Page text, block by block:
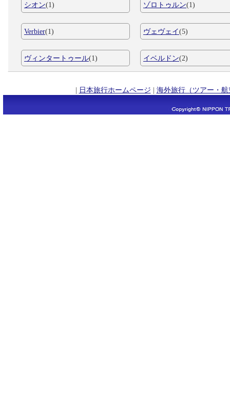
シオン(1) ゾロトゥルン(1)
Verbier(1) ヴェヴェイ(5)
ヴィンタートゥール(1) イベルドン(2)
| 日本旅行ホームページ | 海外旅行（ツアー・航